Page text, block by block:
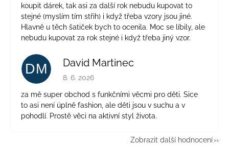
koupit dárek, tak asi za další rok nebudu kupovat to
stejné (myslím tím střih) i když třeba vzory jsou jiné.
Hlavně u těch šatiček bych to ocenila. Moc se líbily, ale
nebudu kupovat za rok stejné i když třeba jiný vzor.
DM David Martinec
Hodnocení obchodu je 5 z 5 hvězdiček.
8. 6. 2026
za mě super obchod s funkčními věcmi pro děti. Sice
to asi není úplně fashion, ale děti jsou v suchu a v
pohodlí. Prostě věci na aktivní styl života.
Zobrazit další hodnocení